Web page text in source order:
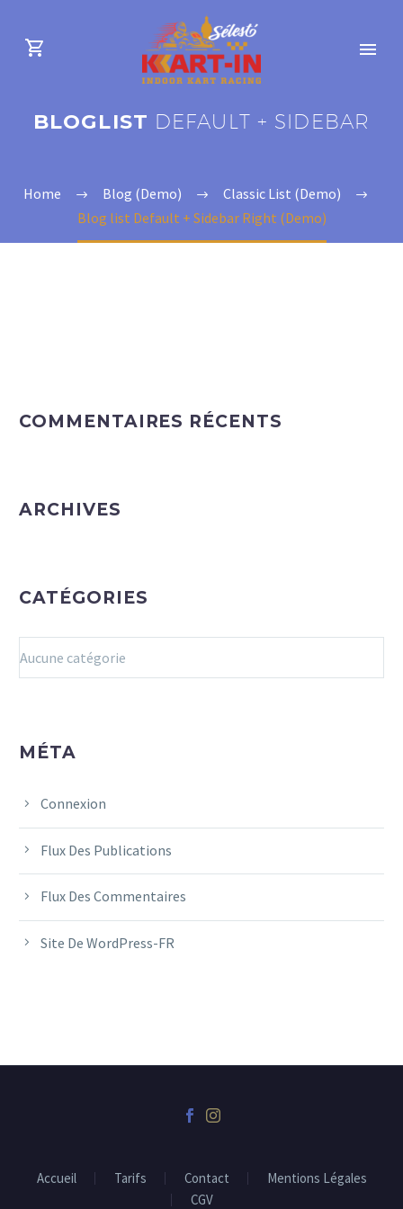
BLOGLIST DEFAULT + SIDEBAR
Home Blog (Demo)
Classic List (Demo)
Blog list Default + Sidebar Right (Demo)
COMMENTAIRES RÉCENTS
ARCHIVES
CATÉGORIES
Aucune catégorie
MÉTA
Connexion
Flux Des Publications
Flux Des Commentaires
Site De WordPress-FR
Accueil Tarifs Contact
Mentions Légales
CGV